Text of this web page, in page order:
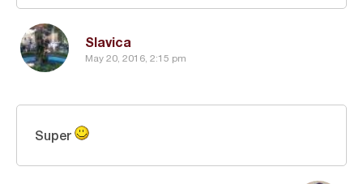
Slavica
May 20, 2016, 2:15 pm
Super